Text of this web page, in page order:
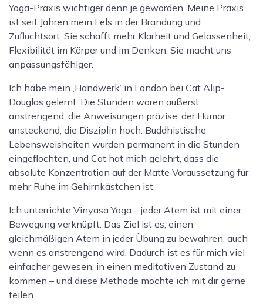
Menge
Yoga-Praxis wichtiger denn je geworden. Meine Praxis
ist seit Jahren mein Fels in der Brandung und
Zufluchtsort. Sie schafft mehr Klarheit und Gelassenheit,
Flexibilität im Körper und im Denken. Sie macht uns
anpassungsfähiger.
Ich habe mein ‚Handwerk‘ in London bei Cat Alip-
Douglas gelernt. Die Stunden waren äußerst
anstrengend, die Anweisungen präzise, der Humor
ansteckend, die Disziplin hoch. Buddhistische
Lebensweisheiten wurden permanent in die Stunden
eingeflochten, und Cat hat mich gelehrt, dass die
absolute Konzentration auf der Matte Voraussetzung für
mehr Ruhe im Gehirnkästchen ist.
Ich unterrichte Vinyasa Yoga – jeder Atem ist mit einer
Bewegung verknüpft. Das Ziel ist es, einen
gleichmäßigen Atem in jeder Übung zu bewahren, auch
wenn es anstrengend wird. Dadurch ist es für mich viel
einfacher gewesen, in einen meditativen Zustand zu
kommen – und diese Methode möchte ich mit dir gerne
teilen.